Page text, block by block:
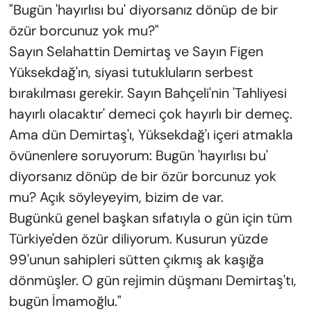
"Bugün 'hayırlısı bu' diyorsanız dönüp de bir
özür borcunuz yok mu?"
Sayın Selahattin Demirtaş ve Sayın Figen
Yüksekdağ'ın, siyasi tutukluların serbest
bırakılması gerekir. Sayın Bahçeli'nin 'Tahliyesi
hayırlı olacaktır' demeci çok hayırlı bir demeç.
Ama dün Demirtaş'ı, Yüksekdağ'ı içeri atmakla
övünenlere soruyorum: Bugün 'hayırlısı bu'
diyorsanız dönüp de bir özür borcunuz yok
mu? Açık söyleyeyim, bizim de var.
Bugünkü genel başkan sıfatıyla o gün için tüm
Türkiye'den özür diliyorum. Kusurun yüzde
99'unun sahipleri sütten çıkmış ak kaşığa
dönmüşler. O gün rejimin düşmanı Demirtaş'tı,
bugün İmamoğlu."